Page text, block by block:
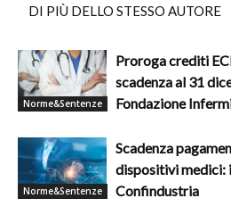
DI PIÙ DELLO STESSO AUTORE
Norme&Sentenze
Proroga crediti
scadenza al 31
Fondazione
Norme&Sentenze
Scadenza
dispositivi medici:
Confindustria